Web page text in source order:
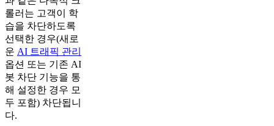
롤러는 고객이 학
습을 차단하도록
선택한 경우(새로
운 AI 트래픽 관리
옵션 또는 기존 AI
봇 차단 기능을 통
해 설정한 경우 모
두 포함) 차단됩니
다.